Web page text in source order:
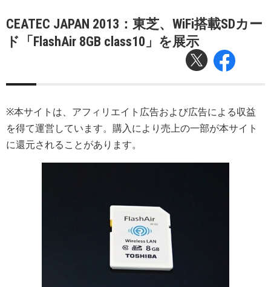
CEATEC JAPAN 2013：東芝、WiFi搭載SDカー
ド「FlashAir 8GB class10」を展示
※本サイトは、アフィリエイト広告および広告による収益
を得て運営しています。購入により売上の一部が本サイト
に還元されることがあります。